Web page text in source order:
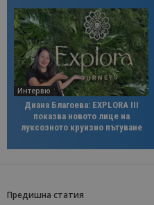
Интервю
Диана Благоева: EXPLORA III
показва новото лице на
луксозното круизно пътуване
Предишна статия